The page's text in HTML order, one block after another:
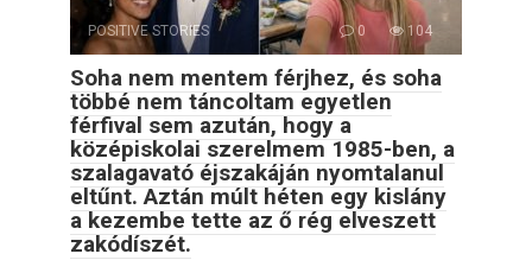
POSITIVE STORIES 0 104
Soha nem mentem férjhez, és soha
többé nem táncoltam egyetlen
férfival sem azután, hogy a
középiskolai szerelmem 1985-ben, a
szalagavató éjszakáján nyomtalanul
eltűnt. Aztán múlt héten egy kislány
a kezembe tette az ő rég elveszett
zakódíszét.